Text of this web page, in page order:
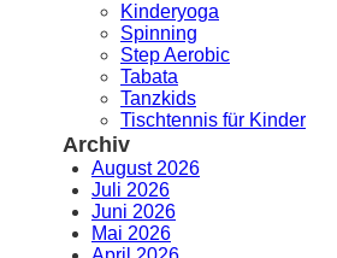
Kinderyoga
Spinning
Step Aerobic
Tabata
Tanzkids
Tischtennis für Kinder
Archiv
August 2026
Juli 2026
Juni 2026
Mai 2026